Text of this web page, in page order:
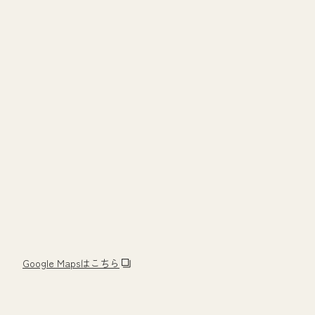
Google Mapsはこちら